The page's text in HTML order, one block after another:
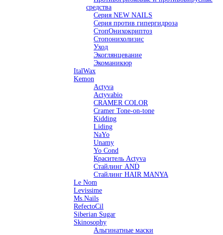
средства
Серия NEW NAILS
Серия против гипергидроза
СтопОнихокриптоз
Стопонихолизис
Уход
Экоглянцевание
Экоманикюр
ItalWax
Kemon
Actyva
Actyvabio
CRAMER COLOR
Cramer Tone-on-tone
Kidding
Liding
NaYo
Unamy
Yo Cond
Краситель Actyva
Стайлинг AND
Стайлинг HAIR MANYA
Le Nom
Levissime
Ms.Nails
RefectoCil
Siberian Sugar
Skinosophy
Альгинатные маски